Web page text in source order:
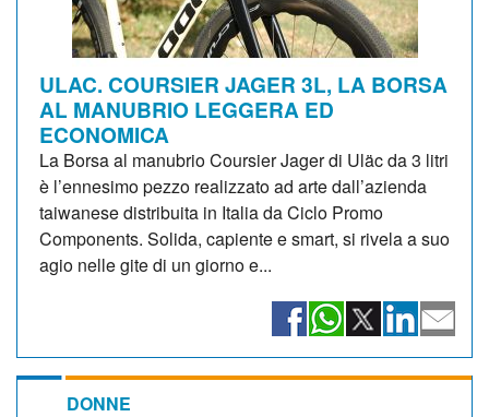
ULAC. COURSIER JAGER 3L, LA BORSA
AL MANUBRIO LEGGERA ED
ECONOMICA
La Borsa al manubrio Coursier Jager di Uläc da 3 litri
è l’ennesimo pezzo realizzato ad arte dall’azienda
taiwanese distribuita in Italia da Ciclo Promo
Components. Solida, capiente e smart, si rivela a suo
agio nelle gite di un giorno e...
DONNE